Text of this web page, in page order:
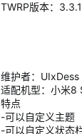
TWRP版本：
维护者：UIxDess
适配机型：小米8
特点
-可以自定义主题
-可以自定义状态